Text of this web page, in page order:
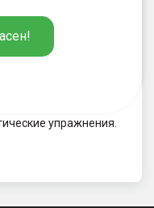
Т.С.
упражнения.